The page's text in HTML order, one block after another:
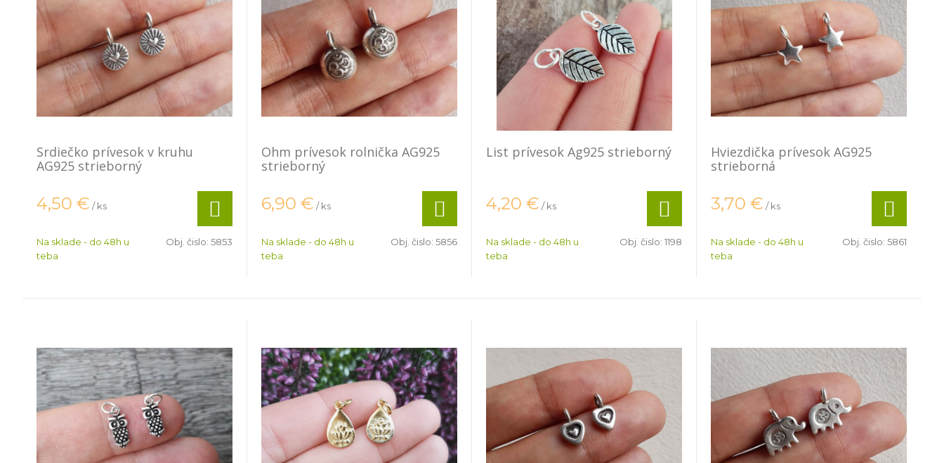
Srdiečko prívesok v kruhu
AG925 strieborný
4,50 € / ks
Na sklade - do 48h u
teba
Obj. čislo: 5853
Ohm prívesok rolnička AG925
strieborný
6,90 € / ks
Na sklade - do 48h u
teba
Obj. čislo: 5856
List prívesok Ag925 strieborný
4,20 € / ks
Na sklade - do 48h u
teba
Obj. čislo: 1198
Hviezdička prívesok AG925
strieborná
3,70 € / ks
Na sklade - do 48h u
teba
Obj. čislo: 5861